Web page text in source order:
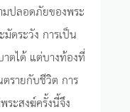
มปลอดภัยของพระ
ดระวัง การเป็น
ตได้ แต่บางท้องที่
รายกับชีวิต การ
ะสงฆ์ครั้งนี้จึง